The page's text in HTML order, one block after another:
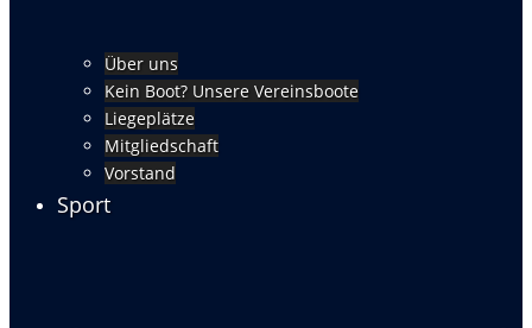
Über uns
Kein Boot? Unsere Vereinsboote
Liegeplätze
Mitgliedschaft
Vorstand
Sport